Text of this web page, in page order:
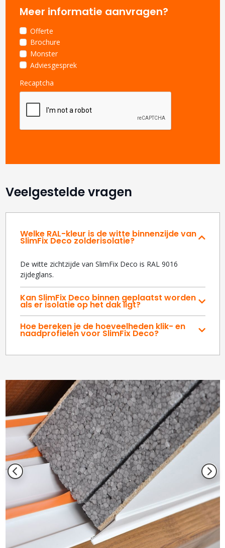
Meer informatie aanvragen?
Offerte
Brochure
Monster
Adviesgesprek
Recaptcha
Veelgestelde vragen
Welke RAL-kleur is de witte binnenzijde van
SlimFix Deco zolderisolatie?
De witte zichtzijde van SlimFix Deco is RAL 9016
zijdeglans.
Kan SlimFix Deco binnen geplaatst worden
als er isolatie op het dak ligt?
Hoe bereken je de hoeveelheden klik- en
naadprofielen voor SlimFix Deco?